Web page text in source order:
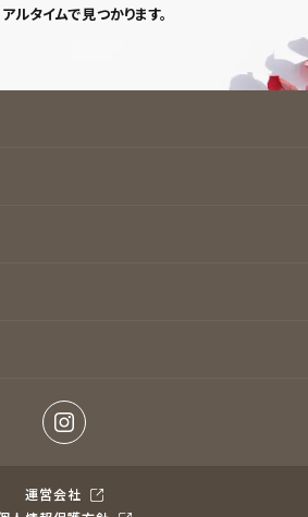
ルタイムで見つかります。
運営会社